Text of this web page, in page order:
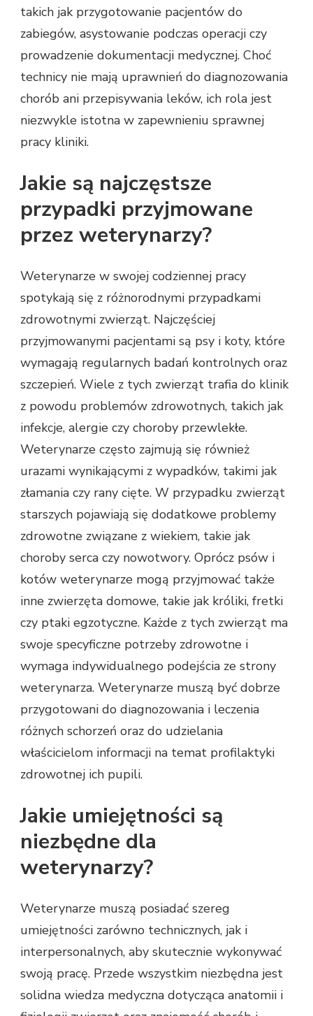
takich jak przygotowanie pacjentów do
zabiegów, asystowanie podczas operacji czy
prowadzenie dokumentacji medycznej. Choć
technicy nie mają uprawnień do diagnozowania
chorób ani przepisywania leków, ich rola jest
niezwykle istotna w zapewnieniu sprawnej
pracy kliniki.
Jakie są najczęstsze
przypadki przyjmowane
przez weterynarzy?
Weterynarze w swojej codziennej pracy
spotykają się z różnorodnymi przypadkami
zdrowotnymi zwierząt. Najczęściej
przyjmowanymi pacjentami są psy i koty, które
wymagają regularnych badań kontrolnych oraz
szczepień. Wiele z tych zwierząt trafia do klinik
z powodu problemów zdrowotnych, takich jak
infekcje, alergie czy choroby przewlekłe.
Weterynarze często zajmują się również
urazami wynikającymi z wypadków, takimi jak
złamania czy rany cięte. W przypadku zwierząt
starszych pojawiają się dodatkowe problemy
zdrowotne związane z wiekiem, takie jak
choroby serca czy nowotwory. Oprócz psów i
kotów weterynarze mogą przyjmować także
inne zwierzęta domowe, takie jak króliki, fretki
czy ptaki egzotyczne. Każde z tych zwierząt ma
swoje specyficzne potrzeby zdrowotne i
wymaga indywidualnego podejścia ze strony
weterynarza. Weterynarze muszą być dobrze
przygotowani do diagnozowania i leczenia
różnych schorzeń oraz do udzielania
właścicielom informacji na temat profilaktyki
zdrowotnej ich pupili.
Jakie umiejętności są
niezbędne dla
weterynarzy?
Weterynarze muszą posiadać szereg
umiejętności zarówno technicznych, jak i
interpersonalnych, aby skutecznie wykonywać
swoją pracę. Przede wszystkim niezbędna jest
solidna wiedza medyczna dotycząca anatomii i